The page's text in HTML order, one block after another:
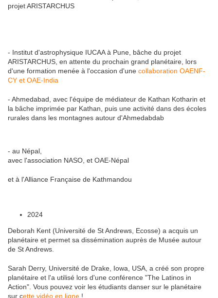
projet ARISTARCHUS
- Institut d'astrophysique IUCAA à Pune, bâche du projet
ARISTARCHUS, en attente du prochain grand planétaire, lors
d'une formation menée à l'occasion d'une collaboration OAENF-
CY et OAE-India
- Ahmedabad, avec l'équipe de médiateur de Kathan Kotharin et
la bâche imprimée par Kathan, puis une activité dans des écoles
rurales dans les montagnes autour d'Ahmedabdab
- au Népal,
avec l'association NASO, et OAE-Népal
et à l'Alliance Française de Kathmandou
2024
Deborah Kent (Université de St Andrews, Ecosse) a acquis un
planétaire et permet sa dissémination auprès de Musée autour
de St Andrews.
Sarah Derry, Université de Drake, Iowa, USA, a créé son propre
planétaire et l'a utilisé lors d'une conférence "The Latinos in
Action". Vous pouvez voir les étudiants danser sur le planétaire
sur cette vidéo en ligne !